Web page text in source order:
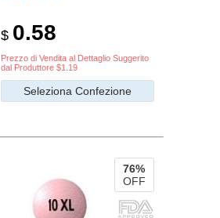
$ 0.58
Prezzo di Vendita al Dettaglio Suggerito
dal Produttore $1.19
Seleziona Confezione
76%
OFF